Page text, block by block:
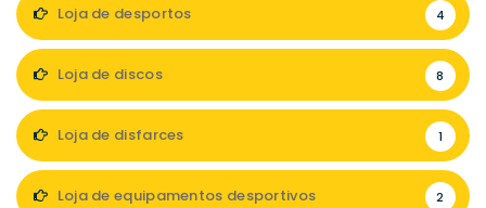
Loja de desportos 4
Loja de discos 8
Loja de disfarces 1
Loja de equipamentos desportivos 2